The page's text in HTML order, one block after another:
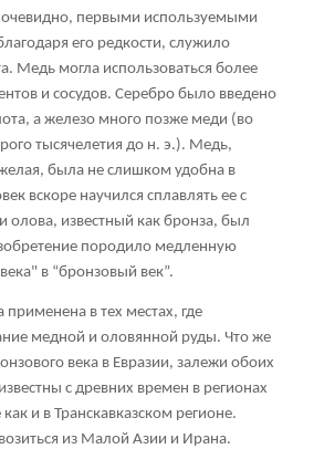
первыми используемыми
его редкости, служило
Медь могла использоваться более
и сосудов. Серебро было введено
а железо много позже меди (во
тысячелетия до н. э.). Медь,
была не слишком удобна в
вскоре научился сплавлять ее с
олова, известный как бронза, был
породило медленную
в “бронзовый век”.
в тех местах, где
медной и оловянной руды. Что же
века в Евразии, залежи обоих
с древних времен в регионах
и в Транскавказском регионе.
из Малой Азии и Ирана.